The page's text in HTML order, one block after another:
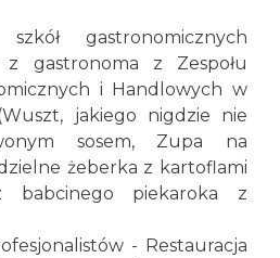
gastronomicznych
gastronoma z Zespołu
i Handlowych w
jakiego nigdzie nie
sosem, Zupa na
żeberka z kartoflami
piekaroka z
- Restauracja